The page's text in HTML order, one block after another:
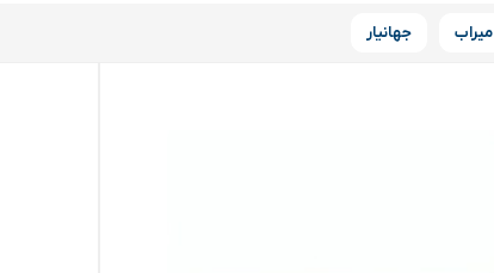
میراب جهانیار